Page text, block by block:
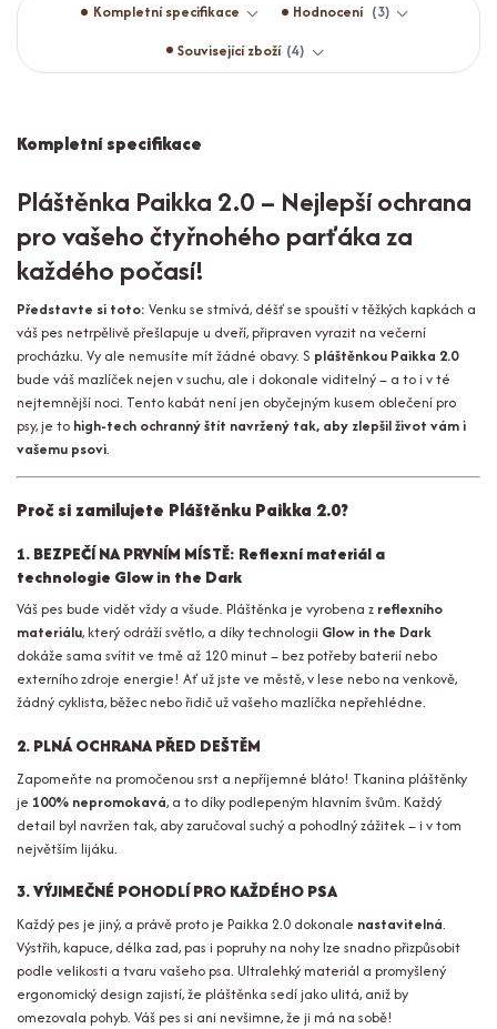
Kompletní specifikace Hodnocení
3
Související zboží 4
Kompletní specifikace
Pláštěnka Paikka 2.0 – Nejlepší ochrana
pro vašeho čtyřnohého parťáka za
každého počasí!
Představte si toto: Venku se stmívá, déšť se spouští v těžkých kapkách a
váš pes netrpělivě přešlapuje u dveří, připraven vyrazit na večerní
procházku. Vy ale nemusíte mít žádné obavy. S pláštěnkou Paikka 2.0
bude váš mazlíček nejen v suchu, ale i dokonale viditelný – a to i v té
nejtemnější noci. Tento kabát není jen obyčejným kusem oblečení pro
psy, je to high-tech ochranný štít navržený tak, aby zlepšil život vám i
vašemu psovi.
Proč si zamilujete Pláštěnku Paikka 2.0?
1. BEZPEČÍ NA PRVNÍM MÍSTĚ: Reflexní materiál a
technologie Glow in the Dark
Váš pes bude vidět vždy a všude. Pláštěnka je vyrobena z reflexního
materiálu, který odráží světlo, a díky technologii Glow in the Dark
dokáže sama svítit ve tmě až 120 minut – bez potřeby baterií nebo
externího zdroje energie! Ať už jste ve městě, v lese nebo na venkově,
žádný cyklista, běžec nebo řidič už vašeho mazlíčka nepřehlédne.
2. PLNÁ OCHRANA PŘED DEŠTĚM
Zapomeňte na promočenou srst a nepříjemné bláto! Tkanina pláštěnky
je 100% nepromokavá, a to díky podlepeným hlavním švům. Každý
detail byl navržen tak, aby zaručoval suchý a pohodlný zážitek – i v tom
největším lijáku.
3. VÝJIMEČNÉ POHODLÍ PRO KAŽDÉHO PSA
Každý pes je jiný, a právě proto je Paikka 2.0 dokonale nastavitelná.
Výstřih, kapuce, délka zad, pas i popruhy na nohy lze snadno přizpůsobit
podle velikosti a tvaru vašeho psa. Ultralehký materiál a promyšlený
ergonomický design zajistí, že pláštěnka sedí jako ulitá, aniž by
omezovala pohyb. Váš pes si ani nevšimne, že ji má na sobě!